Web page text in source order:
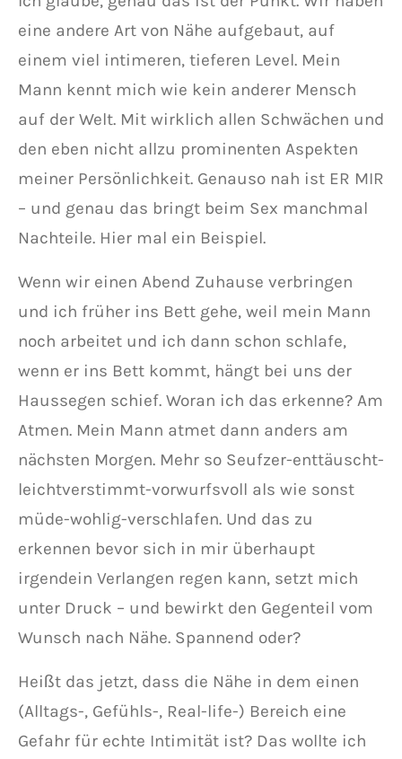
eine andere Art von Nähe aufgebaut, auf
einem viel intimeren, tieferen Level. Mein
Mann kennt mich wie kein anderer Mensch
auf der Welt. Mit wirklich allen Schwächen und
den eben nicht allzu prominenten Aspekten
meiner Persönlichkeit. Genauso nah ist ER MIR
– und genau das bringt beim Sex manchmal
Nachteile. Hier mal ein Beispiel.
Wenn wir einen Abend Zuhause verbringen
und ich früher ins Bett gehe, weil mein Mann
noch arbeitet und ich dann schon schlafe,
wenn er ins Bett kommt, hängt bei uns der
Haussegen schief. Woran ich das erkenne? Am
Atmen. Mein Mann atmet dann anders am
nächsten Morgen. Mehr so Seufzer-enttäuscht-
leichtverstimmt-vorwurfsvoll als wie sonst
müde-wohlig-verschlafen. Und das zu
erkennen bevor sich in mir überhaupt
irgendein Verlangen regen kann, setzt mich
unter Druck – und bewirkt den Gegenteil vom
Wunsch nach Nähe. Spannend oder?
Heißt das jetzt, dass die Nähe in dem einen
(Alltags-, Gefühls-, Real-life-) Bereich eine
Gefahr für echte Intimität ist? Das wollte ich